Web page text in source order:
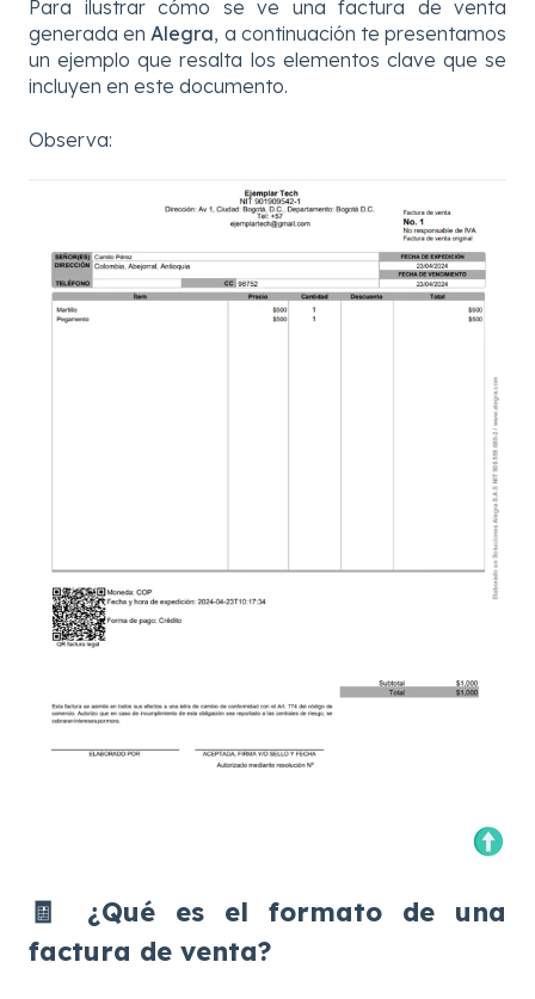
Para ilustrar cómo se ve una factura de venta
generada enAlegra, a continuación te presentamos
un ejemplo que resalta los elementos clave que se
incluyen en este documento.
Observa:
🧾
¿Qué es el formato de una
factura de venta?